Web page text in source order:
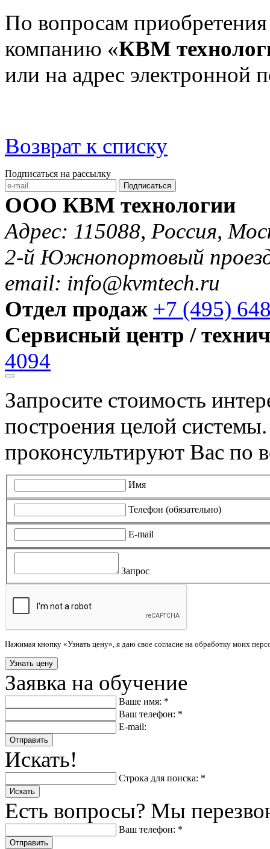
По вопросам
компанию «КВМ
или на адрес электронной
Возврат к списку
Подписаться на рассылку
Подписаться
ООО КВМ технологии
Адрес: 115088, Россия,
2-й Южнопортовый
email: info@kvmtech.ru
Отдел продаж +7 (495)
Сервисный центр /
4094
Запросите стоимость
построения целой
проконсультируют Вас по
Имя
Телефон (обязательно)
E-mail
Запрос
Нажимая кнопку «Узнать цену», я даю свое согласие на обработку моих
Заявка на обучение
Ваше имя: *
Ваш телефон: *
E-mail:
Отправить
Искать!
Строка для поиска: *
Искать
Есть вопросы? Мы
Ваш телефон: *
Отправить